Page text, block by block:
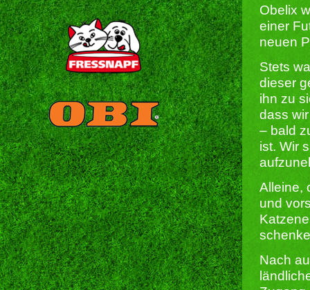
Obelix
einer
neuen
Stets
dieser
ihn zu
dass
– bald
ist. Wir
Alleine,
und
Nach